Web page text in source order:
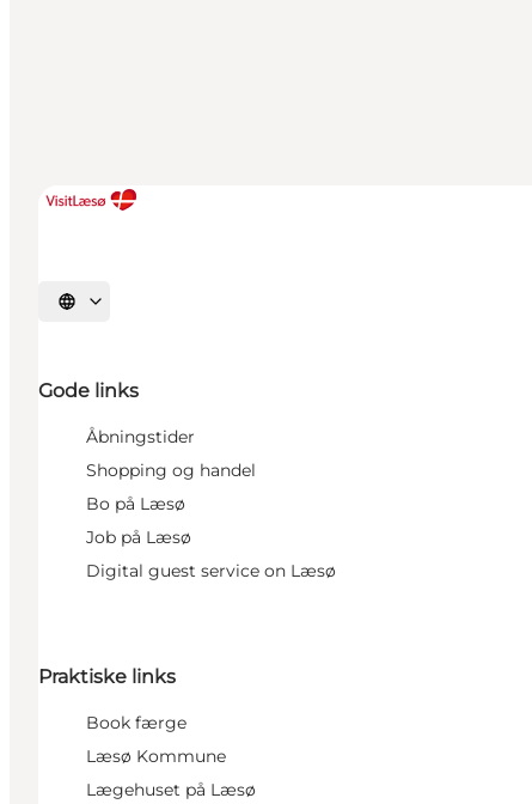
Sprache auswählen
Gode links
Åbningstider
Shopping og handel
Bo på Læsø
Job på Læsø
Digital guest service on Læsø
Praktiske links
Book færge
Læsø Kommune
Lægehuset på Læsø